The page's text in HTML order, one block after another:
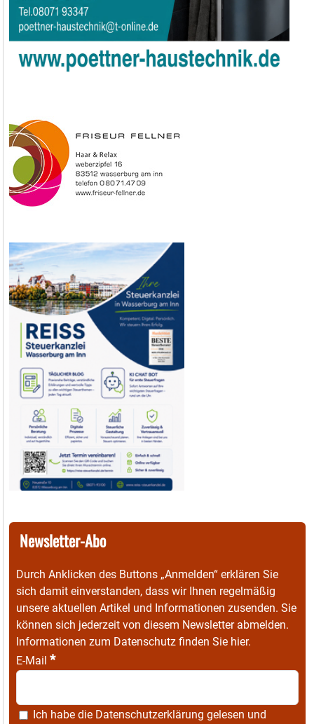
Newsletter-Abo
Durch Anklicken des Buttons „Anmelden“ erklären Sie
sich damit einverstanden, dass wir Ihnen regelmäßig
unsere aktuellen Artikel und Informationen zusenden. Sie
können sich jederzeit von diesem Newsletter abmelden.
Informationen zum Datenschutz finden Sie hier.
E-Mail *
Ich habe die Datenschutzerklärung gelesen und